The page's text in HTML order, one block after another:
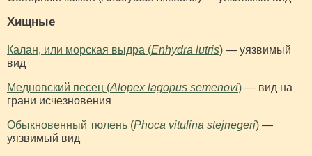
Хищные
Калан, или морская выдра (Enhydra lutris) — уязвимый
вид
Медновский песец (Alopex lagopus semenovi) — вид на
грани исчезновения
Обыкновенный тюлень (Phoca vitulina stejnegeri) —
уязвимый вид